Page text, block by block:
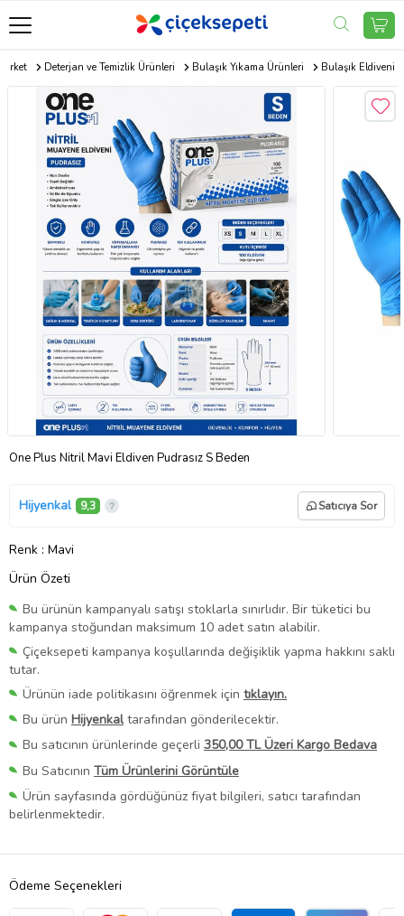
Deterjan ve Temizlik Ürünleri Bulaşık Yıkama Ürünleri Bulaşık Eldiveni
One Plus Nitril Mavi Eldiven Pudrasız S Beden
Hijyenkal 9,3 Satıcıya Sor
Renk : Mavi
Ürün Özeti
Bu ürünün kampanyalı satışı stoklarla sınırlıdır. Bir tüketici bu
kampanya stoğundan maksimum 10 adet satın alabilir.
Çiçeksepeti kampanya koşullarında değişiklik yapma hakkını saklı
tutar.
Ürünün iade politikasını öğrenmek için tıklayın.
Bu ürün Hijyenkaltarafından gönderilecektir.
Bu satıcının ürünlerinde geçerli 350,00 TL Üzeri Kargo Bedava
Bu Satıcının Tüm Ürünlerini Görüntüle
Ürün sayfasında gördüğünüz fiyat bilgileri, satıcı tarafından
belirlenmektedir.
Ödeme Seçenekleri